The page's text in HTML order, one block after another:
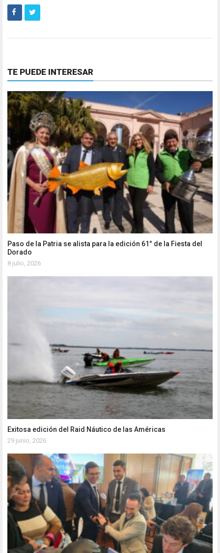
TE PUEDE INTERESAR
Paso de la Patria se alista para la edición 61° de la Fiesta del
Dorado
8 julio, 2026
Exitosa edición del Raid Náutico de las Américas
29 junio, 2026